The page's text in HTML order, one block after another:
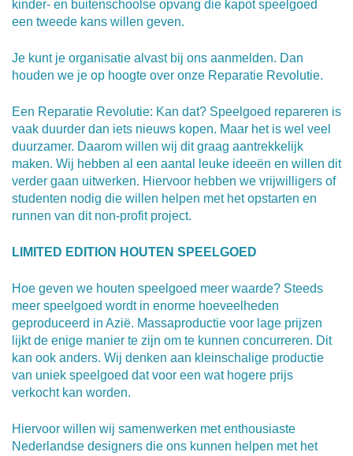
kinder- en buitenschoolse opvang die kapot speelgoed
een tweede kans willen geven.
Je kunt je organisatie alvast bij ons aanmelden. Dan
houden we je op hoogte over onze Reparatie Revolutie.
Een Reparatie Revolutie: Kan dat? Speelgoed repareren is
vaak duurder dan iets nieuws kopen. Maar het is wel veel
duurzamer. Daarom willen wij dit graag aantrekkelijk
maken. Wij hebben al een aantal leuke ideeën en willen dit
verder gaan uitwerken. Hiervoor hebben we vrijwilligers of
studenten nodig die willen helpen met het opstarten en
runnen van dit non-profit project.
LIMITED EDITION HOUTEN SPEELGOED
Hoe geven we houten speelgoed meer waarde? Steeds
meer speelgoed wordt in enorme hoeveelheden
geproduceerd in Azië. Massaproductie voor lage prijzen
lijkt de enige manier te zijn om te kunnen concurreren. Dit
kan ook anders. Wij denken aan kleinschalige productie
van uniek speelgoed dat voor een wat hogere prijs
verkocht kan worden.
Hiervoor willen wij samenwerken met enthousiaste
Nederlandse designers die ons kunnen helpen met het